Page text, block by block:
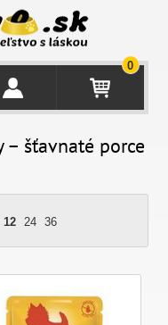
0
– šťavnaté porce
12 24 36